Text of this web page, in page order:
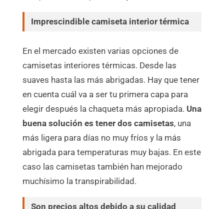
Imprescindible camiseta interior térmica
En el mercado existen varias opciones de
camisetas interiores térmicas. Desde las
suaves hasta las más abrigadas. Hay que tener
en cuenta cuál va a ser tu primera capa para
elegir después la chaqueta más apropiada. Una
buena solución es tener dos camisetas, una
más ligera para días no muy fríos y la más
abrigada para temperaturas muy bajas. En este
caso las camisetas también han mejorado
muchísimo la transpirabilidad.
Son precios altos debido a su calidad